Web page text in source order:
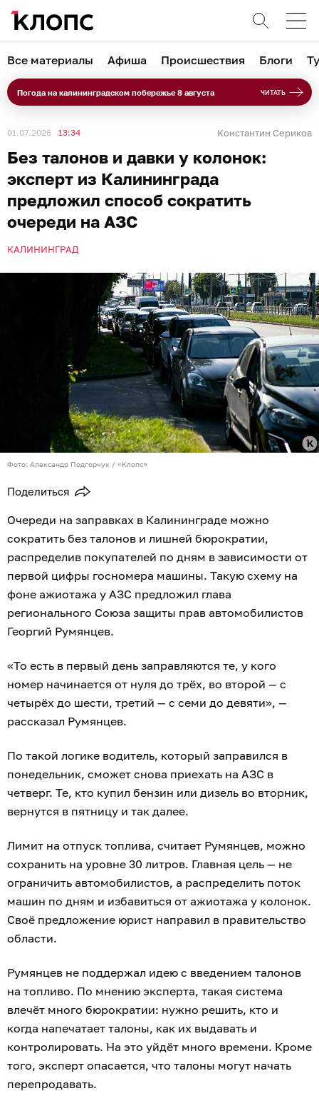
Все материалы Афиша Происшествия Блоги
Погода на калининградском побережье 8 августа ЧИТАТЬ
01.07.2026 13:34 Константин Сериков
Без талонов и давки у колонок:
эксперт из Калининграда
предложил способ сократить
очереди на АЗС
КАЛИНИНГРАД
Фото: Александр Подгорчук / «Клопс»
Поделиться
Очереди на заправках в Калининграде можно
сократить без талонов и лишней бюрократии,
распределив покупателей по дням в зависимости от
первой цифры госномера машины. Такую схему на
фоне ажиотажа у АЗС предложил глава
регионального Союза защиты прав автомобилистов
Георгий Румянцев.
«То есть в первый день заправляются те, у кого
номер начинается от нуля до трёх, во второй — с
четырёх до шести, третий — с семи до девяти», —
рассказал Румянцев.
По такой логике водитель, который заправился в
понедельник, сможет снова приехать на АЗС в
четверг. Те, кто купил бензин или дизель во вторник,
вернутся в пятницу и так далее.
Лимит на отпуск топлива, считает Румянцев, можно
сохранить на уровне 30 литров. Главная цель — не
ограничить автомобилистов, а распределить поток
машин по дням и избавиться от ажиотажа у колонок.
Своё предложение юрист направил в правительство
области.
Румянцев не поддержал идею с введением талонов
на топливо. По мнению эксперта, такая система
влечёт много бюрократии: нужно решить, кто и
когда напечатает талоны, как их выдавать и
контролировать. На это уйдёт много времени. Кроме
того, эксперт опасается, что талоны могут начать
перепродавать.